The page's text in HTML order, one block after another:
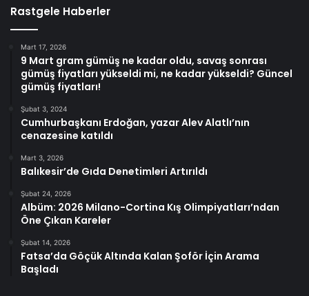
Rastgele Haberler
Mart 17, 2026
9 Mart gram gümüş ne kadar oldu, savaş sonrası
gümüş fiyatları yükseldi mi, ne kadar yükseldi? Güncel
gümüş fiyatları!
Şubat 3, 2024
Cumhurbaşkanı Erdoğan, yazar Alev Alatlı’nın
cenazesine katıldı
Mart 3, 2026
Balıkesir’de Gıda Denetimleri Artırıldı
Şubat 24, 2026
Albüm: 2026 Milano-Cortina Kış Olimpiyatları’ndan
Öne Çıkan Kareler
Şubat 14, 2026
Fatsa’da Göçük Altında Kalan Şoför İçin Arama
Başladı